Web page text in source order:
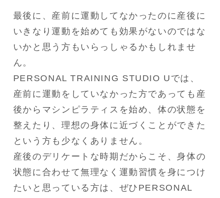
最後に、産前に運動してなかったのに産後に
いきなり運動を始めても効果がないのではな
いかと思う方もいらっしゃるかもしれませ
ん。
PERSONAL TRAINING STUDIO Uでは、
産前に運動をしていなかった方であっても産
後からマシンピラティスを始め、体の状態を
整えたり、理想の身体に近づくことができた
という方も少なくありません。
産後のデリケートな時期だからこそ、身体の
状態に合わせて無理なく運動習慣を身につけ
たいと思っている方は、ぜひPERSONAL